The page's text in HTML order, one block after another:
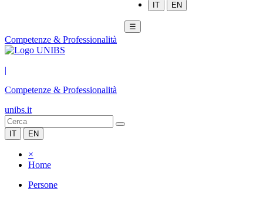
IT EN
☰
Competenze & Professionalità
|
Competenze & Professionalità
unibs.it
IT EN
×
Home
Persone